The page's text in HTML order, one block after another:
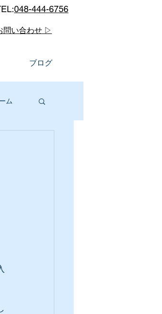
048-444-6756
問い合わせ ▷
ブログ
ム